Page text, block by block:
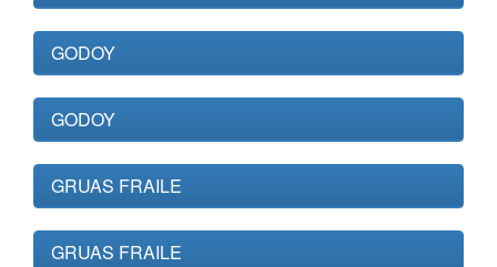
GODOY
GODOY
GRUAS FRAILE
GRUAS FRAILE